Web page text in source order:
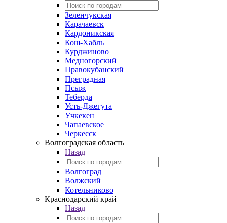
Зеленчукская
Карачаевск
Кардоникская
Кош-Хабль
Курджиново
Медногорский
Правокубанский
Преградная
Псыж
Теберда
Усть-Джегута
Учкекен
Чапаевское
Черкесск
Волгоградская область
Назад
Волгоград
Волжский
Котельниково
Краснодарский край
Назад